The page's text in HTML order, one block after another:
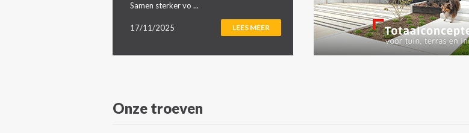
Samen sterker vo ...
17/11/2025 LEES MEER
Onze troeven